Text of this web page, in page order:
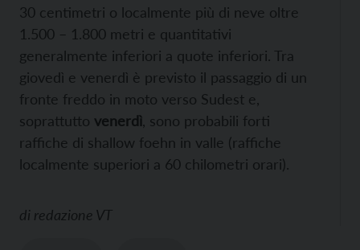
30 centimetri o localmente più di neve oltre
1.500 – 1.800 metri e quantitativi
generalmente inferiori a quote inferiori. Tra
giovedì e venerdì è previsto il passaggio di un
fronte freddo in moto verso Sudest e,
soprattutto venerdì , sono probabili forti
raffiche di shallow foehn in valle (raffiche
localmente superiori a 60 chilometri orari).
di redazione VT